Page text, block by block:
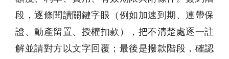
段，逐條閱讀關鍵字眼（例如加速到期、連帶保
證、動產留置、授權扣款），把不清楚處逐一註
解並請對方以文字回覆；最後是撥款階段，確認